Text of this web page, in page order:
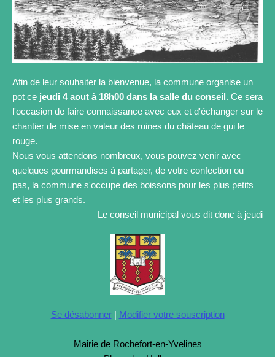
Afin de leur souhaiter la bienvenue, la commune organise un
pot ce jeudi 4 aout à 18h00 dans la salle du conseil. Ce sera
l'occasion de faire connaissance avec eux et d'échanger sur le
chantier de mise en valeur des ruines du château de gui le
rouge.
Nous vous attendons nombreux, vous pouvez venir avec
quelques gourmandises à partager, de votre confection ou
pas, la commune s'occupe des boissons pour les plus petits
et les plus grands.
Le conseil municipal vous dit donc à jeudi
Se désabonner| Modifier votre souscription
Mairie de Rochefort-en-Yvelines